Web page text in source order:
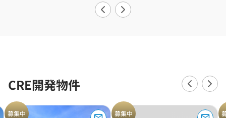
CRE開発物件
募集中 募集中